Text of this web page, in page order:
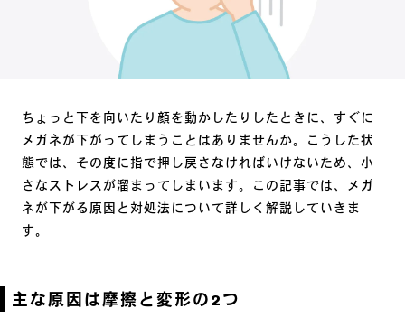
ちょっと下を向いたり顔を動かしたりしたときに、すぐに
メガネが下がってしまうことはありませんか。こうした状
態では、その度に指で押し戻さなければいけないため、小
さなストレスが溜まってしまいます。この記事では、メガ
ネが下がる原因と対処法について詳しく解説していきま
す。
主な原因は摩擦と変形の2つ